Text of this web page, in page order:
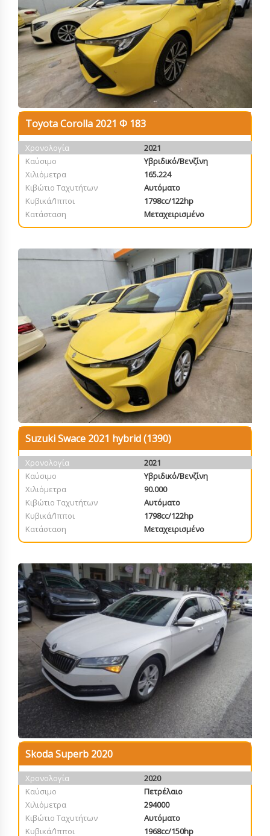
Toyota Corolla 2021 Φ 183
Χρονολογία
2021
Καύσιμο
Υβριδικό/Βενζίνη
Χιλιόμετρα
165.224
Κιβώτιο Ταχυτήτων
Αυτόματο
Κυβικά/Ίπποι
1798cc/122hp
Κατάσταση
Μεταχειρισμένο
Suzuki Swace 2021 hybrid (1390)
Χρονολογία
2021
Καύσιμο
Υβριδικό/Βενζίνη
Χιλιόμετρα
90.000
Κιβώτιο Ταχυτήτων
Αυτόματο
Κυβικά/Ίπποι
1798cc/122hp
Κατάσταση
Μεταχειρισμένο
Skoda Superb 2020
Χρονολογία
2020
Καύσιμο
Πετρέλαιο
Χιλιόμετρα
294000
Κιβώτιο Ταχυτήτων
Αυτόματο
Κυβικά/Ίπποι
1968cc/150hp